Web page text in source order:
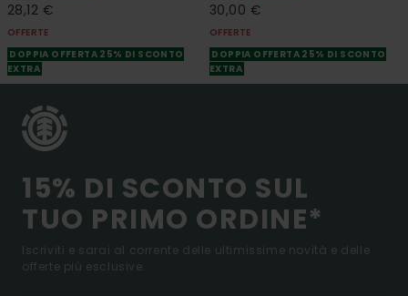
28,12 €
OFFERTE
DOPPIA OFFERTA 25% DI SCONTO
EXTRA
30,00 €
OFFERTE
DOPPIA OFFERTA 25% DI SCONTO
EXTRA
15% DI SCONTO SUL
TUO PRIMO ORDINE*
Iscriviti e sarai al corrente delle ultimissime novità e delle
offerte più esclusive.